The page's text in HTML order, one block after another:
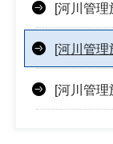
[河川管
[河川管理
[河川管